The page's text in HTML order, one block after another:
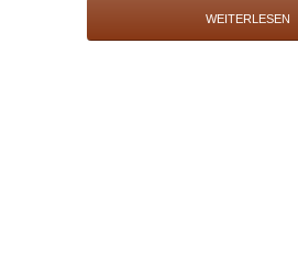
WEITERLESEN